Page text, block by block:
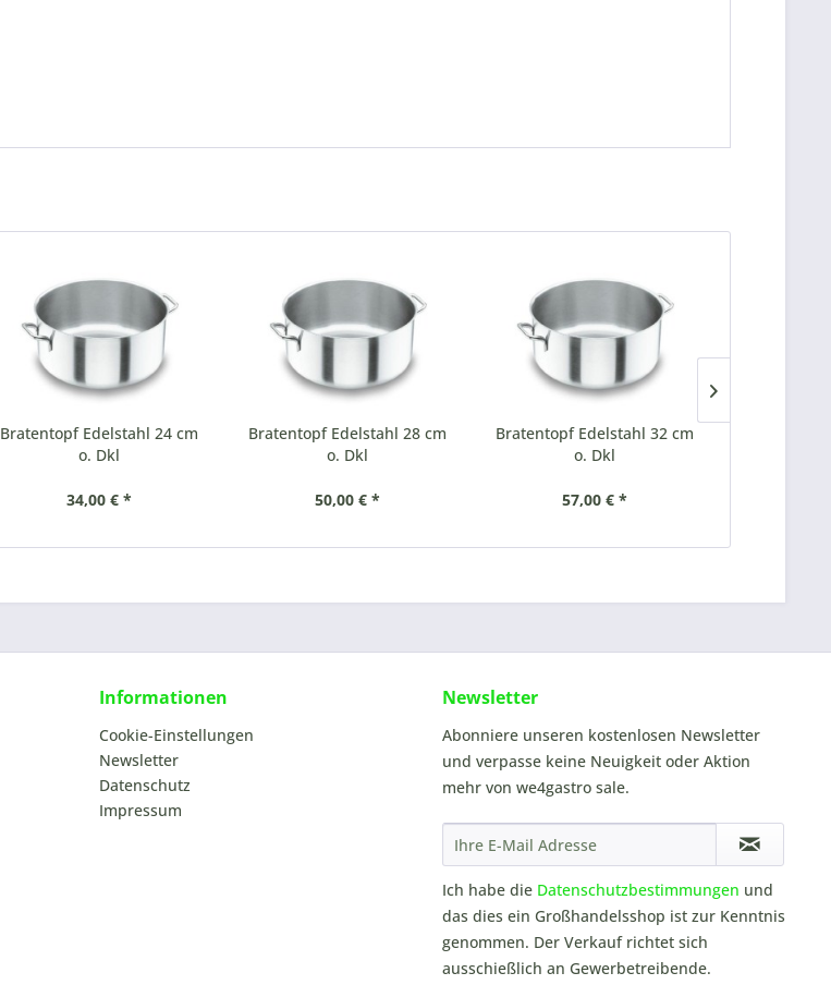
Bratentopf Edelstahl 24 cm
o. Dkl
34,00 € *
Bratentopf Edelstahl 28 cm
o. Dkl
50,00 € *
Bratentopf Edelstahl 32 cm
o. Dkl
57,00 € *
Informationen
Cookie-Einstellungen
Newsletter
Datenschutz
Impressum
Newsletter
Abonniere unseren kostenlosen Newsletter
und verpasse keine Neuigkeit oder Aktion
mehr von we4gastro sale.
Ich habe die Datenschutzbestimmungen und
das dies ein Großhandelsshop ist zur Kenntnis
genommen. Der Verkauf richtet sich
ausschießlich an Gewerbetreibende.